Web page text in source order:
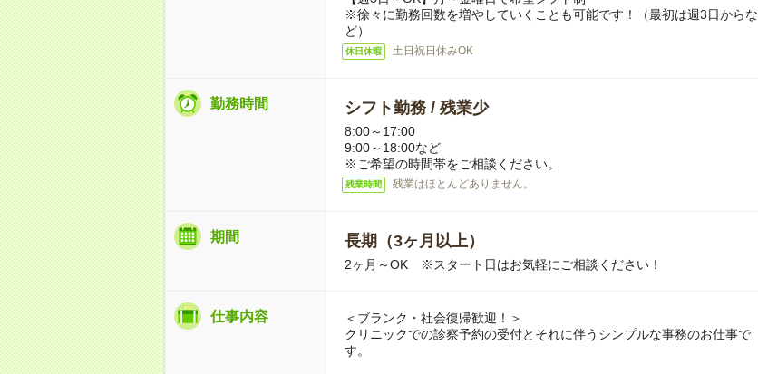
※徐々に勤務回数を増やしていくことも可能です！（最初は週3日からな
ど）
休日休暇 土日祝日休みOK
勤務時間 シフト勤務 / 残業少
8:00～17:00
9:00～18:00など
※ご希望の時間帯をご相談ください。
残業時間 残業はほとんどありません。
期間 長期（3ヶ月以上）
2ヶ月～OK ※スタート日はお気軽にご相談ください！
仕事内容
＜ブランク・社会復帰歓迎！＞
クリニックでの診察予約の受付とそれに伴うシンプルな事務のお仕事で
す。